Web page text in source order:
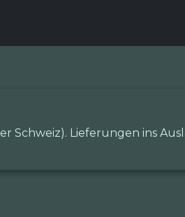
Schweiz). Lieferungen ins